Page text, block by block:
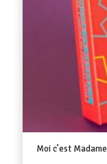
Moi c’est Madame